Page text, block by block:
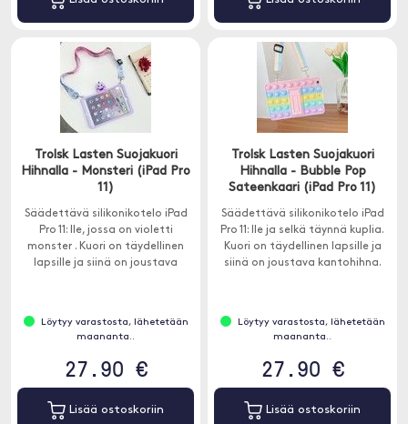
Trolsk Lasten Suojakuori
Hihnalla - Monsteri (iPad Pro
11)
Säädettävä silikonikotelo iPad
Pro 11: lle, jossa on violetti
monster . Kuori on täydellinen
lapsille ja siinä on joustava
Löytyy varastosta, lähetetään
maananta..
27.90 €
Lisää ostoskoriin
Trolsk Lasten Suojakuori
Hihnalla - Bubble Pop
Sateenkaari (iPad Pro 11)
Säädettävä silikonikotelo iPad
Pro 11: lle ja selkä täynnä kuplia.
Kuori on täydellinen lapsille ja
siinä on joustava kantohihna.
Löytyy varastosta, lähetetään
maananta..
27.90 €
Lisää ostoskoriin